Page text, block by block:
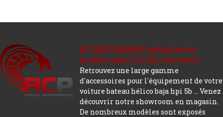
RC PERFORMANCE spécialiste du
modèle réduit 1/5, 1/8, 1/10 et autre.
Retrouvez une large gamme
d'accessoires pour l'équipement de votre
voiture bateau hélico baja hpi 5b ... Venez
découvrir notre showroom en magasin.
De nombreux modèles sont exposés